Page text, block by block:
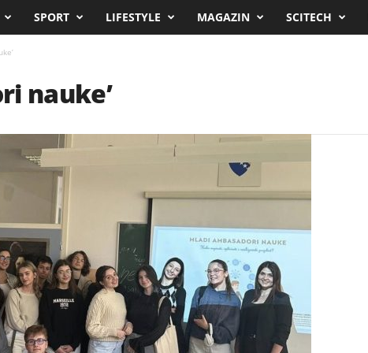
SPORT LIFESTYLE MAGAZIN SCITECH
nauke’